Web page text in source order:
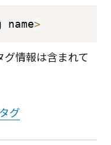
name>
グ情報は含まれて
グ